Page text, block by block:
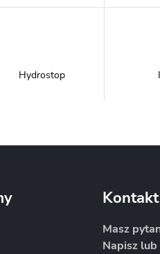
Hydrostop
Kontakt
Masz
Napisz